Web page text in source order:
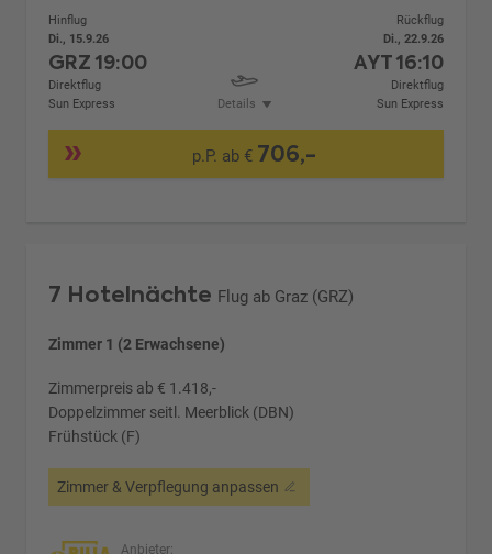
Hinflug
Di., 15.9.26
GRZ19:00
Direktflug
Sun Express
Details
Rückflug
Di., 22.9.26
AYT16:10
Direktflug
Sun Express
p.P. ab € 706,-
7 Hotelnächte Flug ab Graz (GRZ)
Zimmer 1 (2 Erwachsene)
Zimmerpreis ab € 1.418,-
Doppelzimmer seitl. Meerblick (DBN)
Frühstück (F)
Zimmer & Verpflegung anpassen
Anbieter: